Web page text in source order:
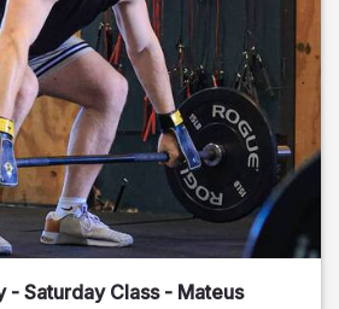
- Saturday Class - Mateus